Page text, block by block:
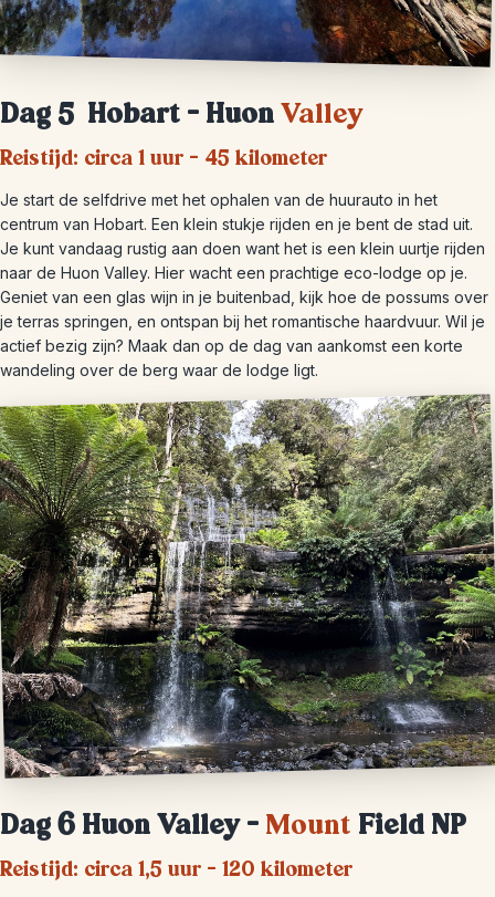
Dag 5 Hobart – HuonValley
Reistijd: circa 1 uur – 45 kilometer
Je start de selfdrive met het ophalen van de huurauto in het
centrum van Hobart. Een klein stukje rijden en je bent de stad uit.
Je kunt vandaag rustig aan doen want het is een klein uurtje rijden
naar de Huon Valley. Hier wacht een prachtige eco-lodge op je.
Geniet van een glas wijn in je buitenbad, kijk hoe de possums over
je terras springen, en ontspan bij het romantische haardvuur. Wil je
actief bezig zijn? Maak dan op de dag van aankomst een korte
wandeling over de berg waar de lodge ligt.
Dag 6 Huon Valley – Mount Field NP
Reistijd: circa 1,5 uur – 120 kilometer